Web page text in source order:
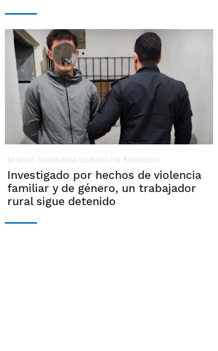
SE NEGÓ A DECLARAR CUANDO FUE INDAGADO
Investigado por hechos de violencia
familiar y de género, un trabajador
rural sigue detenido